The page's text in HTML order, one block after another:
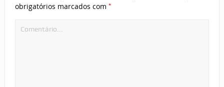
obrigatórios marcados com *